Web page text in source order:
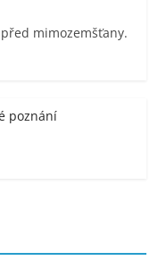
mimozemšťany.
poznání